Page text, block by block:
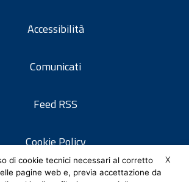
Accessibilità
Comunicati
Feed RSS
Cookie Policy
X
di cookie tecnici necessari al corretto
pagine web e, previa accettazione da